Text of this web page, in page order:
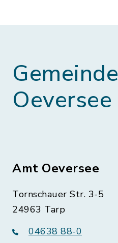
Gemeinde
Oeversee
Amt Oeversee
Tornschauer Str. 3-5
24963 Tarp
04638 88-0